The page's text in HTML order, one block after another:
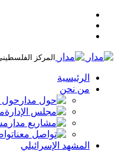
المركز
الرئيسية
من نحن
حول
المشهد الإسرائيلي